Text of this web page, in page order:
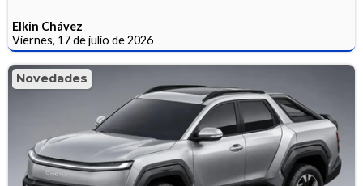
Elkin Chávez
Viernes, 17 de julio de 2026
Novedades